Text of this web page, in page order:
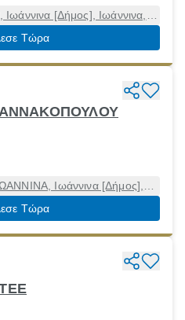
[Δήμος], Ιωάννινα,
45332Τώρα
Ιωάννινα [Δήμος],
Τώρα